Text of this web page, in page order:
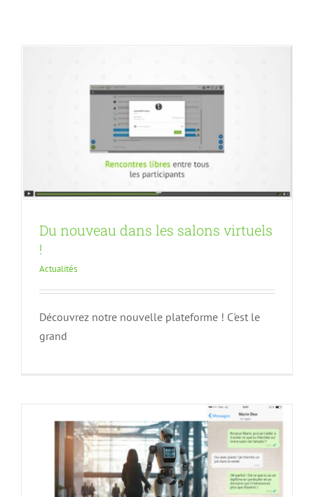
Du nouveau dans les salons virtuels
!
Actualités
Découvrez notre nouvelle plateforme ! C'est le
grand
L’intelligence artificielle dans les